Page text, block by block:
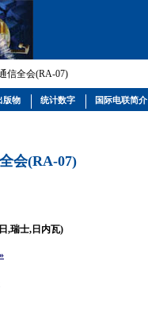
信全会(RA-07)
会(RA-07)
,瑞士,日内瓦)
版物 统计数字 国际电联简介